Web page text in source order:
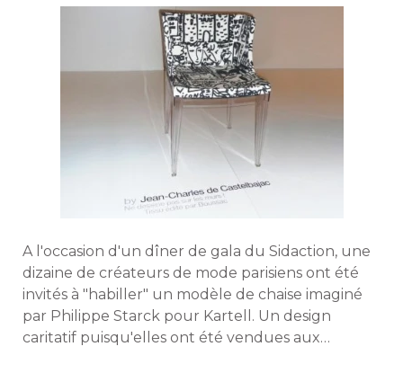
A l'occasion d'un dîner de gala du Sidaction, une
dizaine de créateurs de mode parisiens ont été
invités à "habiller" un modèle de chaise imaginé
par Philippe Starck pour Kartell. Un design
caritatif puisqu'elles ont été vendues aux